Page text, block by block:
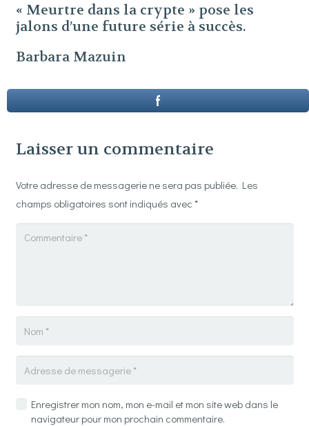
« Meurtre dans la crypte » pose les
jalons d’une future série à succès.
Barbara Mazuin
Laisser un commentaire
Votre adresse de messagerie ne sera pas publiée. Les
champs obligatoires sont indiqués avec *
Enregistrer mon nom, mon e-mail et mon site web dans le
navigateur pour mon prochain commentaire.